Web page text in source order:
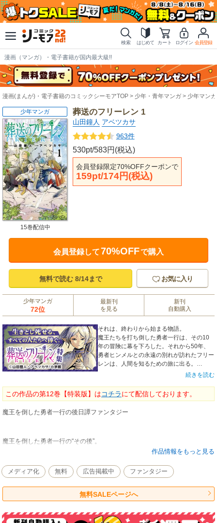
検索 はじめて カート ログイン 会員登録
漫画（マンガ）・電子書籍が国内最大級!!
漫画(まんが)・電子書籍のコミックシーモアTOP 少年・青年マンガ 少年マンガ
葬送のフリーレン 1
山田鐘人 アベツカサ
963件
530pt/583円(税込)
会員登録限定70%OFFクーポンで
159pt/174円(税込)
少年マンガ
15巻配信中
会員登録して70%OFFで購入
無料で読む 8/14まで お気に入り
少年マンガ
72位
最新刊
を見る
新刊
自動購入
それは、終わりから始まる物語。
魔王たちを打ち倒した勇者一行は、その10
年の冒険に幕を下ろした。それから50年、
勇者ヒンメルとの永遠の別れが訪れたフリー
レンは、人間を知るための旅に出る。
2023年テレビアニメ化で話題沸騰！今は亡
続きを読む
この作品の第12巻【特装版】はコチラにて配信しております。
魔王を倒した勇者一行の後日譚ファンタジー
魔王を倒した勇者一行の“その後”。
彼女が”後”の世界で生きること、感じることとは－－
残った者たちが紡ぐ、葬送と祈りとは－－
物語は“冒険の終わり”から始まる。
作品情報をもっと見る
メディア化 無料 広告掲載中 ファンタジー
無料SALEページへ